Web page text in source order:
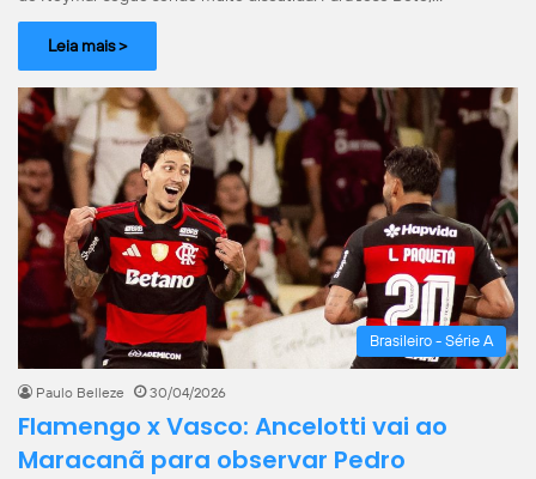
Leia mais >
Brasileiro - Série A
Paulo Belleze 30/04/2026
Flamengo x Vasco: Ancelotti vai ao
Maracanã para observar Pedro